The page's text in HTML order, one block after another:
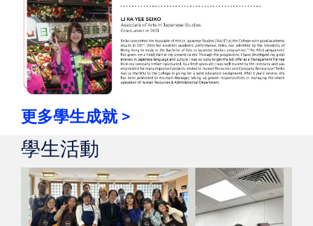
更多學生成就 >
學生活動